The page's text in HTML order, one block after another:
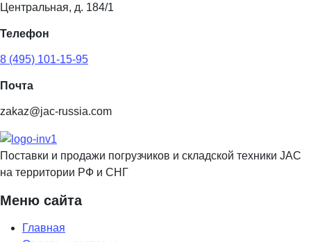
Центральная, д. 184/1
Телефон
8 (495) 101-15-95
Почта
zakaz@jac-russia.com
Поставки и продажи погрузчиков и складской техники JAC
на территории РФ и СНГ
Меню сайта
Главная